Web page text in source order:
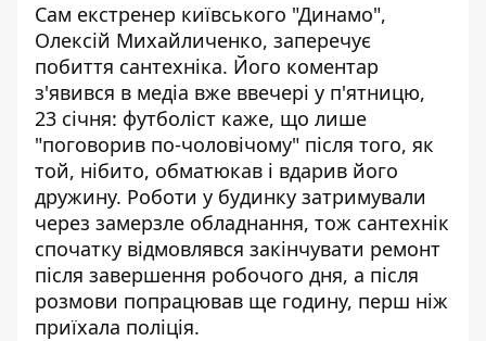
Сам екстренер київського "Динамо",
Олексій Михайличенко, заперечує
побиття сантехніка. Його коментар
з'явився в медіа вже ввечері у п'ятницю,
23 січня: футболіст каже, що лише
"поговорив по-чоловічому" після того, як
той, нібито, обматюкав і вдарив його
дружину. Роботи у будинку затримували
через замерзле обладнання, тож сантехнік
спочатку відмовлявся закінчувати ремонт
після завершення робочого дня, а після
розмови попрацював ще годину, перш ніж
приїхала поліція.